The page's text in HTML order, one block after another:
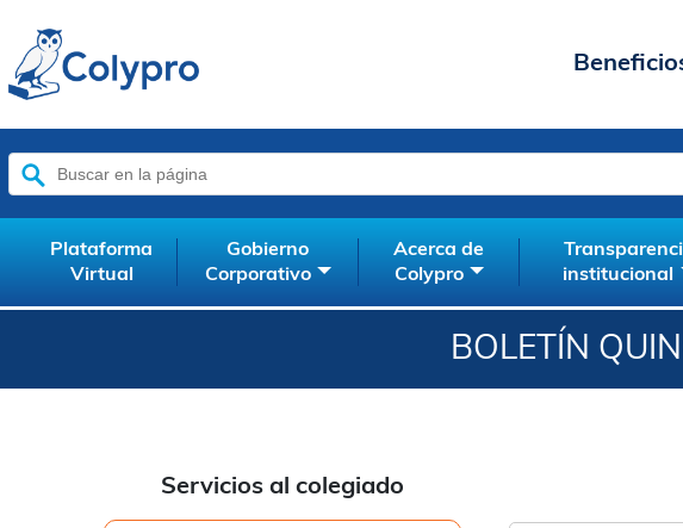
Buscar:
Plataforma
Virtual
Gobierno
Corporativo
Acerca de
Colypro
institucional
BOLETÍN
Servicios al colegiado